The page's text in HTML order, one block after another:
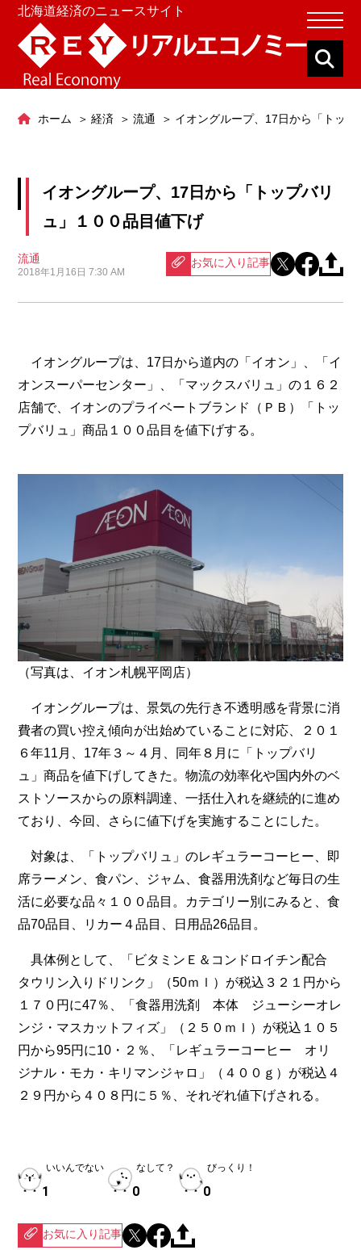
北海道経済のニュースサイト
ホーム 経済 流通 イオングループ、17日から「トッ
イオングループ、17日から「トップバリ
ュ」１００品目値下げ
流通
2018年1月16日 7:30 AM
お気に入り記事
イオングループは、17日から道内の「イオン」、「イ
オンスーパーセンター」、「マックスバリュ」の１６２
店舗で、イオンのプライベートブランド（ＰＢ）「トッ
プバリュ」商品１００品目を値下げする。
（写真は、イオン札幌平岡店）
イオングループは、景気の先行き不透明感を背景に消
費者の買い控え傾向が出始めていることに対応、２０１
６年11月、17年３～４月、同年８月に「トップバリ
ュ」商品を値下げしてきた。物流の効率化や国内外のベ
ストソースからの原料調達、一括仕入れを継続的に進め
ており、今回、さらに値下げを実施することにした。
対象は、「トップバリュ」のレギュラーコーヒー、即
席ラーメン、食パン、ジャム、食器用洗剤など毎日の生
活に必要な品々１００品目。カテゴリー別にみると、食
品70品目、リカー４品目、日用品26品目。
具体例として、「ビタミンＥ＆コンドロイチン配合
タウリン入りドリンク」（50ｍｌ）が税込３２１円から
１７０円に47％、「食器用洗剤 本体 ジューシーオレ
ンジ・マスカットフィズ」（２５０ｍｌ）が税込１０５
円から95円に10・２％、「レギュラーコーヒー オリ
ジナル・モカ・キリマンジャロ」（４００ｇ）が税込４
２９円から４０８円に５％、それぞれ値下げされる。
いいんでない
1
なして？
0
びっくり！
0
お気に入り記事